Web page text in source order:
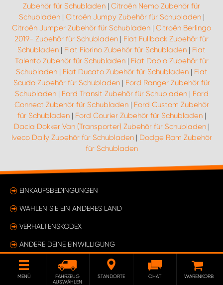
Zubehör für Schubladen | Citroën Nemo Zubehör für
Schubladen| Citroën Jumpy Zubehör für Schubladen|
Citroën Jumper Zubehör für Schubladen | Citroën Berlingo
2019- Zubehör für Schubladen | Fiat Fullback Zubehör für
Schubladen | Fiat Fiorino Zubehör für Schubladen | Fiat
Talento Zubehör für Schubladen| Fiat Doblo Zubehör für
Schubladen| Fiat Ducato Zubehör für Schubladen| Fiat
Scudo Zubehör für Schubladen| Ford Ranger Zubehör für
Schubladen| Ford Transit Zubehör für Schubladen| Ford
Connect Zubehör für Schubladen| Ford Custom Zubehör
für Schubladen| Ford Courier Zubehör für Schubladen|
Dacia Dokker Van (Transporter) Zubehör für Schubladen|
Iveco Daily Zubehör für Schubladen| Dodge Ram Zubehör
für Schubladen
EINKAUFSBEDINGUNGEN
WÄHLEN SIE EIN ANDERES LAND
VERHALTENSKODEX
ÄNDERE DEINE EINWILLIGUNG
MENÜ
FAHRZEUG
AUSWÄHLEN
STANDORTE CHAT WARENKORB